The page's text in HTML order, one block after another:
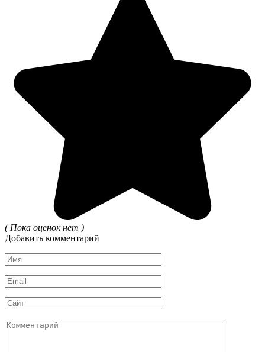
( Пока оценок нет )
Добавить комментарий
Имя
*
Email
*
Сайт
Комментарий